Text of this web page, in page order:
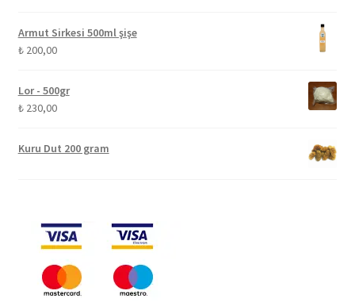
Armut Sirkesi 500ml şişe
₺200,00
Lor - 500gr
₺230,00
Kuru Dut 200 gram